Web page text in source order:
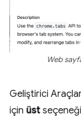
Web
Geliştirici
için üst